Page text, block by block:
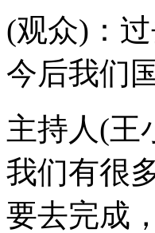
(观众)：
今后我们
主持人(王
我们有很
要去完成